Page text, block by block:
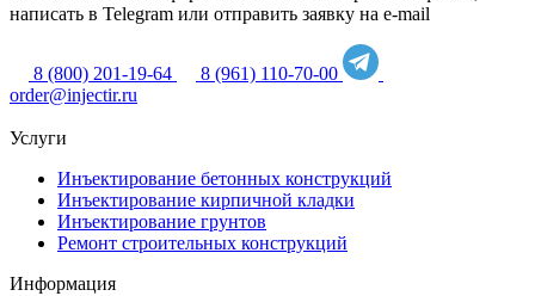
написать в Telegram или отправить заявку на e-mail
8 (800) 201-19-64
8 (961) 110-70-00
order@injectir.ru
Услуги
Инъектирование бетонных конструкций
Инъектирование кирпичной кладки
Инъектирование грунтов
Ремонт строительных конструкций
Информация